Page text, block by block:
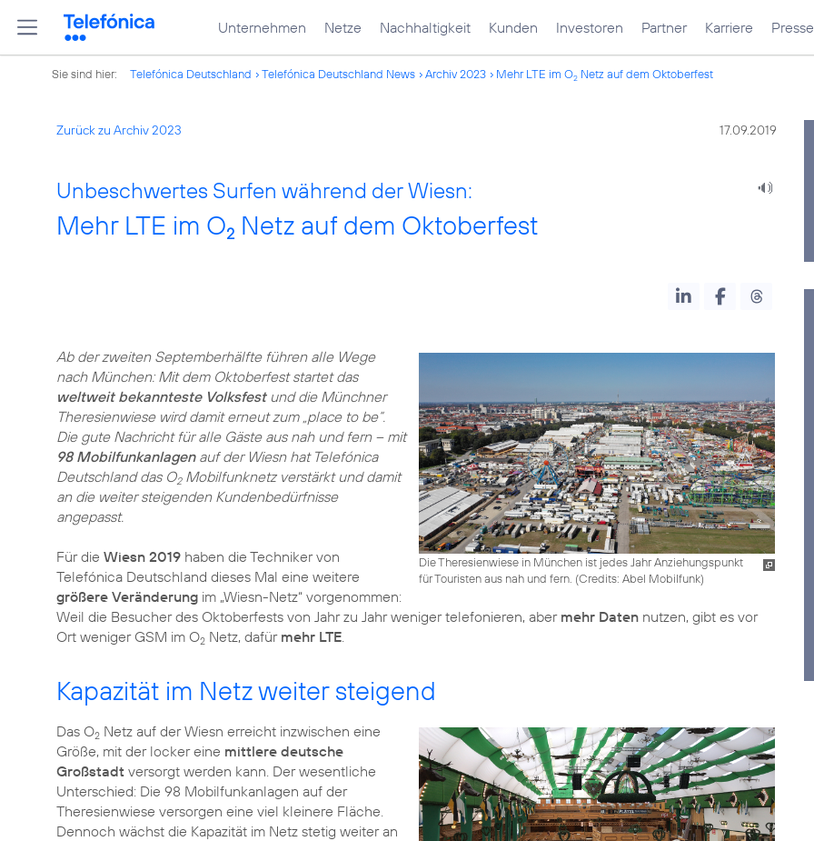
Unternehmen Netze Nachhaltigkeit Kunden Investoren Partner Karriere Presse
Sie sind hier: Telefónica Deutschland Telefónica Deutschland News Archiv 2023 Mehr LTE im O2 Netz auf dem Oktoberfest
Zurück zu Archiv 2023 17.09.2019
Unbeschwertes Surfen während der Wiesn:
Mehr LTE im O2 Netz auf dem Oktoberfest
Die Theresienwiese in München ist jedes Jahr Anziehungspunkt
für Touristen aus nah und fern. (Credits: Abel Mobilfunk)
Ab der zweiten Septemberhälfte führen alle Wege
nach München: Mit dem Oktoberfest startet das
weltweit bekannteste Volksfestund die Münchner
Theresienwiese wird damit erneut zum „place to be“.
Die gute Nachricht für alle Gäste aus nah und fern – mit
98 Mobilfunkanlagenauf der Wiesn hat Telefónica
Deutschland das O2Mobilfunknetz verstärkt und damit
an die weiter steigenden Kundenbedürfnisse
angepasst.
Für die Wiesn 2019 haben die Techniker von
Telefónica Deutschland dieses Mal eine weitere
größere Veränderung im „Wiesn-Netz“ vorgenommen:
Weil die Besucher des Oktoberfests von Jahr zu Jahr weniger telefonieren, aber mehr Daten nutzen, gibt es vor
Ort weniger GSM im O2 Netz, dafür mehr LTE.
Kapazität im Netz weiter steigend
Das O2 Netz auf der Wiesn erreicht inzwischen eine
Größe, mit der locker eine mittlere deutsche
Großstadt versorgt werden kann. Der wesentliche
Unterschied: Die 98 Mobilfunkanlagen auf der
Theresienwiese versorgen eine viel kleinere Fläche.
Dennoch wächst die Kapazität im Netz stetig weiter an